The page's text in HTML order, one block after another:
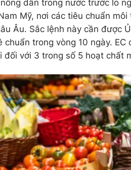
dân trong nước trước lo
Mỹ, nơi các tiêu chuẩn
Âu. Sắc lệnh này cần được
chuẩn trong vòng 10 ngày.
đối với 3 trong số 5 hoạt chất